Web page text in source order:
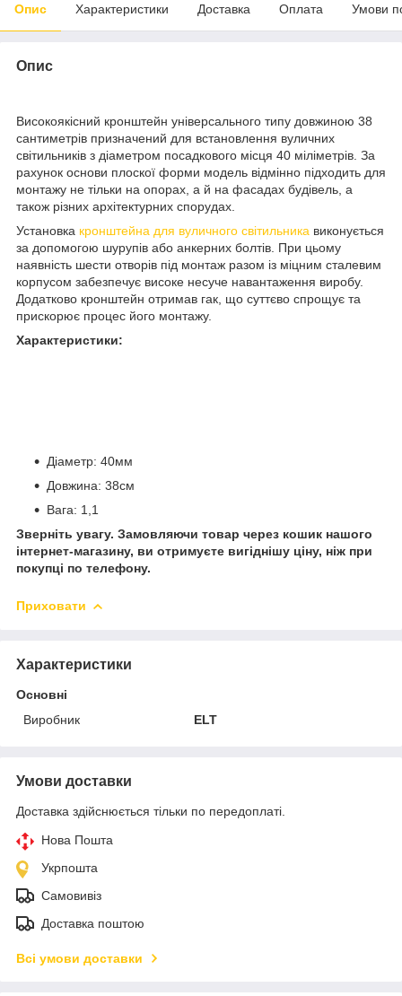
Опис Характеристики Доставка Оплата Умови
Опис
Високоякісний кронштейн універсального типу довжиною 38
сантиметрів призначений для встановлення вуличних
світильників з діаметром посадкового місця 40 міліметрів. За
рахунок основи плоскої форми модель відмінно підходить для
монтажу не тільки на опорах, а й на фасадах будівель, а
також різних архітектурних спорудах.
Установка кронштейна для вуличного світильника виконується
за допомогою шурупів або анкерних болтів. При цьому
наявність шести отворів під монтаж разом із міцним сталевим
корпусом забезпечує високе несуче навантаження виробу.
Додатково кронштейн отримав гак, що суттєво спрощує та
прискорює процес його монтажу.
Характеристики:
Діаметр: 40мм
Довжина: 38см
Вага: 1,1
Зверніть увагу. Замовляючи товар через кошик нашого
інтернет-магазину, ви отримуєте вигіднішу ціну, ніж при
покупці по телефону.
Приховати
Характеристики
Основні
Виробник
ELT
Умови доставки
Доставка здійснюється тільки по передоплаті.
Нова Пошта
Укрпошта
Самовивіз
Доставка поштою
Всі умови доставки